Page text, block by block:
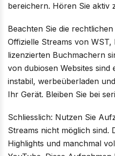
bereichern. Hören Sie aktiv
Beachten Sie die
Offizielle Streams von
lizenzierten Buchmachern
von dubiosen Websites sind
instabil, werbeüberladen
Ihr Gerät. Bleiben Sie bei
Schliesslich: Nutzen Sie
Streams nicht möglich sind.
Highlights und manchmal